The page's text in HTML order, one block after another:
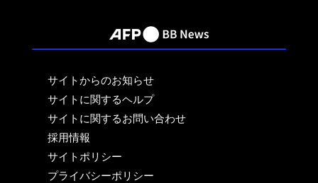
サイトからのお知らせ
サイトに関するヘルプ
サイトに関するお問い合わせ
採用情報
サイトポリシー
プライバシーポリシー